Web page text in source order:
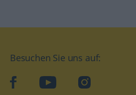
Besuchen Sie uns auf:
facebookYouTube Instagram